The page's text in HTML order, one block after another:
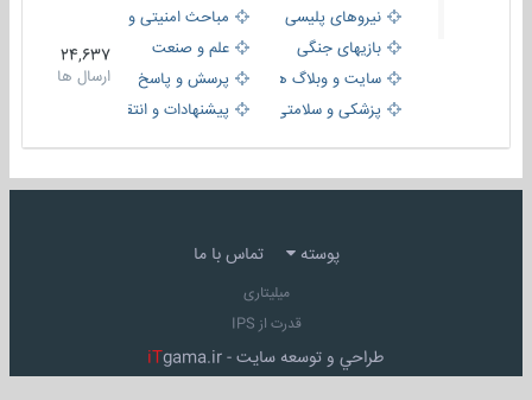
نیروهای پلیسی
مباحث امنیتی و اطلاعاتی
بازیهای جنگی
علم و صنعت
سایت و وبلاگ ها
پرسش و پاسخ
پزشکی و سلامتی
پیشنهادات و انتقادات
24,637
ارسال ها
پوسته تماس با ما
میلیتاری
قدرت از IPS
طراحي و توسعه سايت - iTgama.ir